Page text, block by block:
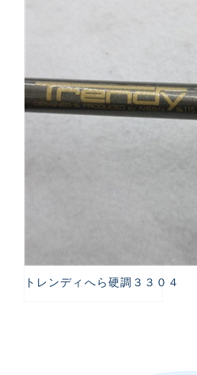
トレンディへら硬調３３０４